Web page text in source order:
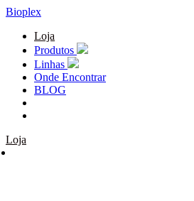
Bioplex
Loja
Produtos
Linhas
Onde Encontrar
BLOG
Loja